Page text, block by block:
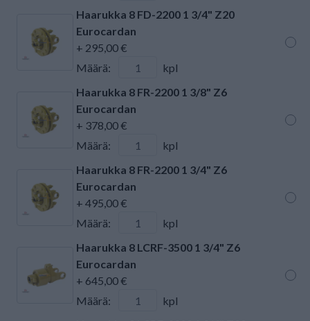
Haarukka 8 FD-2200 1 3/4" Z20
Eurocardan
+ 295,00 €
Määrä:
kpl
Haarukka 8 FR-2200 1 3/8" Z6
Eurocardan
+ 378,00 €
Määrä:
kpl
Haarukka 8 FR-2200 1 3/4" Z6
Eurocardan
+ 495,00 €
Määrä:
kpl
Haarukka 8 LCRF-3500 1 3/4" Z6
Eurocardan
+ 645,00 €
Määrä:
kpl